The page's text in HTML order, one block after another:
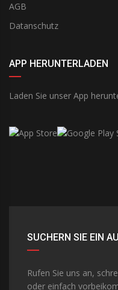
AGB
Datanschutz
APP HERUNTERLADEN
Laden Sie unser App
SUCHERN SIE EIN
Rufen Sie uns an,
oder einfach